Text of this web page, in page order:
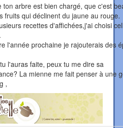
ton arbre est bien chargé, que c'est
fruits qui déclinent du jaune au rouge.
recettes d'affichées,j'ai choisi
l'année prochaine je rajouterais des
l'auras faite, peux tu me dire sa
La mienne me fait penser à une
,